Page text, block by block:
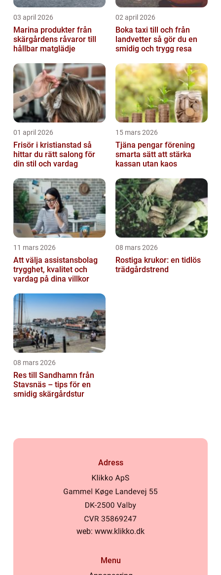
03 april 2026
Marina produkter från
skärgårdens råvaror till
hållbar matglädje
02 april 2026
Boka taxi till och från
landvetter så gör du en
smidig och trygg resa
01 april 2026
Frisör i kristianstad så
hittar du rätt salong för
din stil och vardag
15 mars 2026
Tjäna pengar förening
smarta sätt att stärka
kassan utan kaos
11 mars 2026
Att välja assistansbolag
trygghet, kvalitet och
vardag på dina villkor
08 mars 2026
Rostiga krukor: en tidlös
trädgårdstrend
08 mars 2026
Res till Sandhamn från
Stavsnäs – tips för en
smidig skärgårdstur
Adress
web: www.klikko.dk
Menu